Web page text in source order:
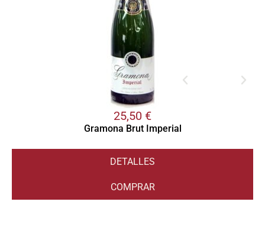
25,50 €
Gramona Brut Imperial
DETALLES
COMPRAR